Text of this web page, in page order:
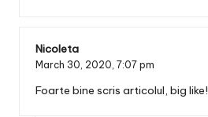
Nicoleta
March 30, 2020, 7:07 pm
Foarte bine scris articolul, big like!